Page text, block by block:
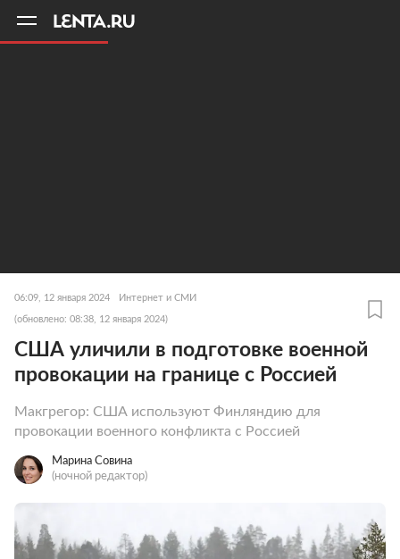
06:09, 12 января 2024 Интернет и СМИ
(обновлено: 08:38, 12 января 2024)
США уличили в подготовке военной
провокации на границе с Россией
Макгрегор: США используют Финляндию для
провокации военного конфликта с Россией
Марина Совина
(ночной редактор)